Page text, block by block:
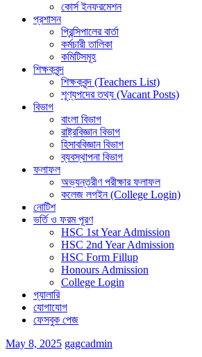
কোর্স ইনফরমেশন
প্রশাসন
প্রিন্সিপালের বার্তা
কর্মচারী তালিকা
কমিটিসমূহ
শিক্ষকবৃন্দ
শিক্ষকবৃন্দ (Teachers List)
শূণ্যপদের তথ্য (Vacant Posts)
বিভাগ
বাংলা বিভাগ
রাষ্ট্রবিজ্ঞান বিভাগ
হিসাববিজ্ঞান বিভাগ
ব্যবস্থাপনা বিভাগ
ফলাফল
অভ্যন্তরীণ পরীক্ষার ফলাফল
কলেজ লগইন (College Login)
নোটিশ
ভর্তি ও ফরম পূরণ
HSC 1st Year Admission
HSC 2nd Year Admission
HSC Form Fillup
Honours Admission
College Login
গ্যালারি
যোগাযোগ
ফেসবুক পেজ
May 8, 2025 gagcadmin